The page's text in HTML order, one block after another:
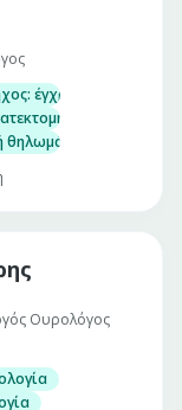
έγχρωμο υπέρηχο
θηλωμάτων κύστεως
Ουρολόγος